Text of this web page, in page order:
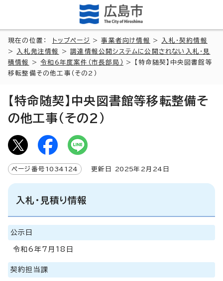
現在の位置： トップページ >事業者向け情報 >
入札・契約情報
>
入札発注情報 >調達情報公開システムに公開されない入札・見
積情報
>令和6年度案件（市長部局）
> 【特命随契】中央図書館等
移転整備その他工事（その2）
【特命随契】中央図書館等移転整備そ
の他工事（その2）
ページ番号 1034124 更新日 2025年2月 24 日
入札・見積り情報
公示日
令和6年7月18日
契約担当課